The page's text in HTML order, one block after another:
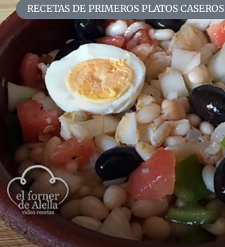
RECETAS DE PRIMEROS PLATOS CASEROS